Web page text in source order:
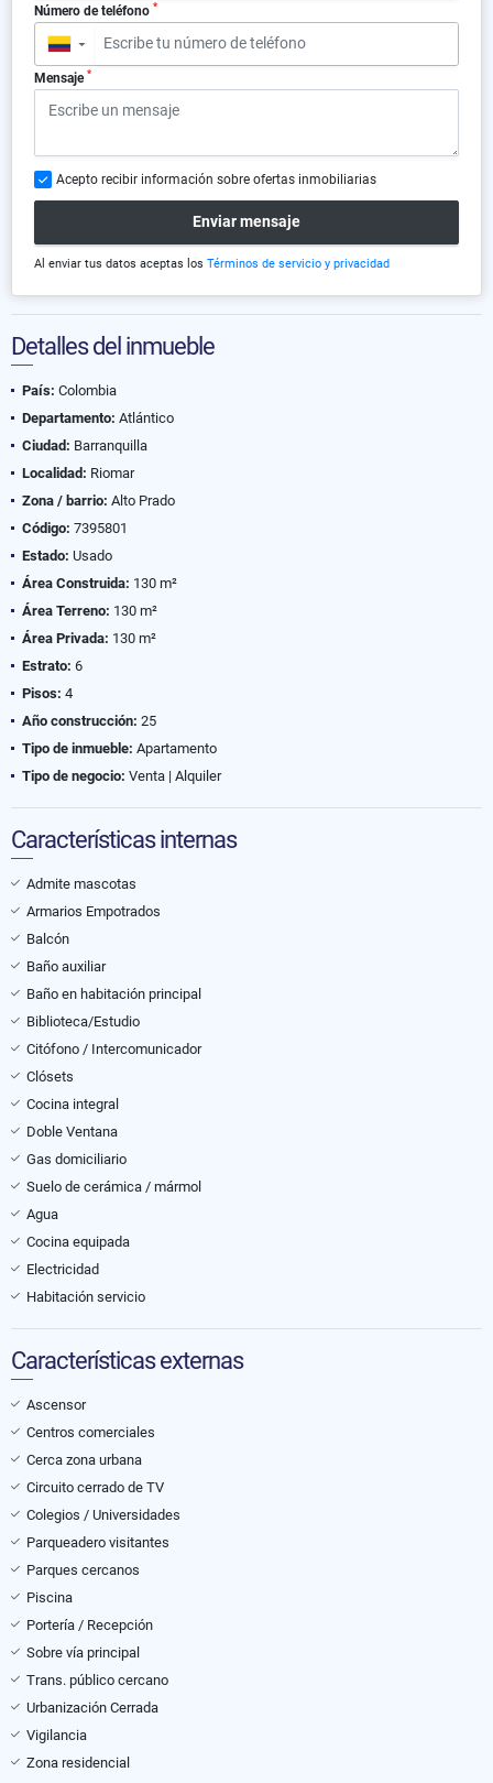
Número de teléfono *
▼
Mensaje *
Acepto recibir información sobre ofertas inmobiliarias
Enviar mensaje
Al enviar tus datos aceptas los Términos de servicio y privacidad
Detalles del inmueble
País: Colombia
Departamento: Atlántico
Ciudad: Barranquilla
Localidad: Riomar
Zona / barrio: Alto Prado
Código: 7395801
Estado: Usado
Área Construida: 130 m²
Área Terreno: 130 m²
Área Privada: 130 m²
Estrato: 6
Pisos: 4
Año construcción: 25
Tipo de inmueble: Apartamento
Tipo de negocio: Venta | Alquiler
Características internas
Admite mascotas
Armarios Empotrados
Balcón
Baño auxiliar
Baño en habitación principal
Biblioteca/Estudio
Citófono / Intercomunicador
Clósets
Cocina integral
Doble Ventana
Gas domiciliario
Suelo de cerámica / mármol
Agua
Cocina equipada
Electricidad
Habitación servicio
Características externas
Ascensor
Centros comerciales
Cerca zona urbana
Circuito cerrado de TV
Colegios / Universidades
Parqueadero visitantes
Parques cercanos
Piscina
Portería / Recepción
Sobre vía principal
Trans. público cercano
Urbanización Cerrada
Vigilancia
Zona residencial